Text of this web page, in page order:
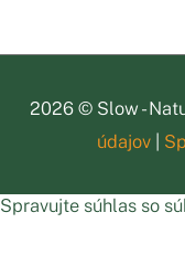
2026 © Slow -
údajov|
Spravujte súhlas so